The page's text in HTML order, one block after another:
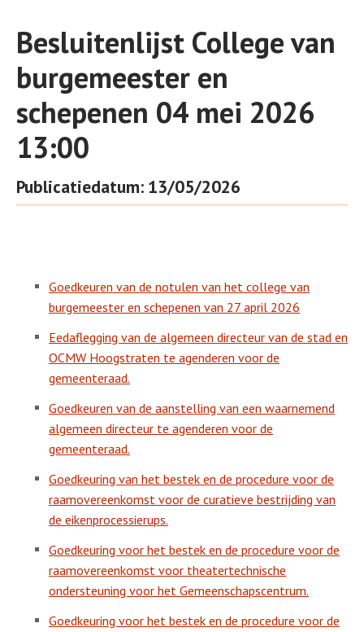
Besluitenlijst College van
burgemeester en
schepenen 04 mei 2026
13:00
Publicatiedatum: 13/05/2026
Goedkeuren van de notulen van het college van
burgemeester en schepenen van 27 april 2026
Eedaflegging van de algemeen directeur van de stad en
OCMW Hoogstraten te agenderen voor de
gemeenteraad.
Goedkeuren van de aanstelling van een waarnemend
algemeen directeur te agenderen voor de
gemeenteraad.
Goedkeuring van het bestek en de procedure voor de
raamovereenkomst voor de curatieve bestrijding van
de eikenprocessierups.
Goedkeuring voor het bestek en de procedure voor de
raamovereenkomst voor theatertechnische
ondersteuning voor het Gemeenschapscentrum.
Goedkeuring voor het bestek en de procedure voor de